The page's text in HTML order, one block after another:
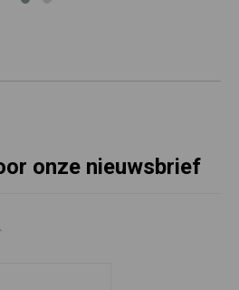
onze nieuwsbrief